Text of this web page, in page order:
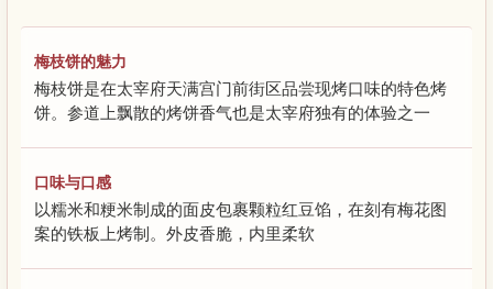
梅枝饼的魅力
梅枝饼是在太宰府天满宫门前街区品尝现烤口味的特色烤
饼。参道上飘散的烤饼香气也是太宰府独有的体验之一
口味与口感
以糯米和粳米制成的面皮包裹颗粒红豆馅，在刻有梅花图
案的铁板上烤制。外皮香脆，内里柔软